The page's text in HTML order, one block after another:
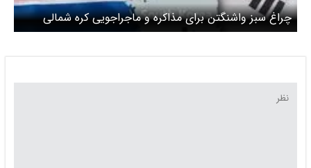
چراغ سبز واشنگتن برای مذاکره و ماجراجویی کره شمالی